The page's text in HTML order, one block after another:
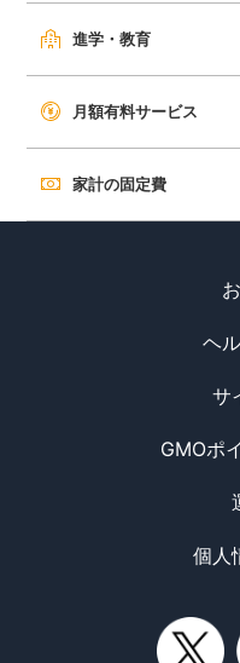
進学・教育
月額有料サービス
家計の固定費
ヘ
サ
GMOポ
個人